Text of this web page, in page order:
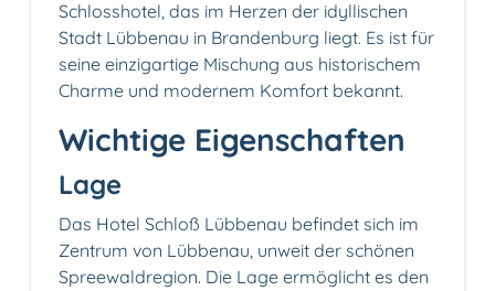
Schlosshotel, das im Herzen der idyllischen
Stadt Lübbenau in Brandenburg liegt. Es ist für
seine einzigartige Mischung aus historischem
Charme und modernem Komfort bekannt.
Wichtige Eigenschaften
Lage
Das Hotel Schloß Lübbenau befindet sich im
Zentrum von Lübbenau, unweit der schönen
Spreewaldregion. Die Lage ermöglicht es den